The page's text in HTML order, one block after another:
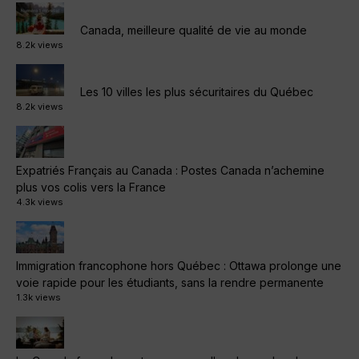
Canada, meilleure qualité de vie au monde
8.2k views
Les 10 villes les plus sécuritaires du Québec
8.2k views
Expatriés Français au Canada : Postes Canada n’achemine
plus vos colis vers la France
4.3k views
Immigration francophone hors Québec : Ottawa prolonge une
voie rapide pour les étudiants, sans la rendre permanente
1.3k views